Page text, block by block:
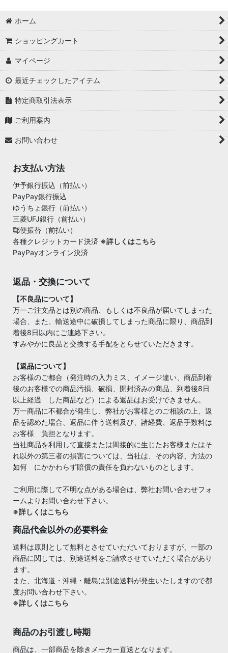
ホーム
ショッピングカート
マイページ
最近チェックしたアイテム
特定商取引法表示
ご利用案内
お問い合わせ
お支払い方法
伊予銀行振込（前払い）
PayPay銀行振込
ゆうちょ銀行（前払い）
三菱UFJ銀行（前払い）
郵便振替（前払い）
各種クレジットカード決済 ※詳しくはこちら
PayPayオンライン決済
返品・交換について
【不良品について】
万一ご注文品とは別の商品、もしくは不良品が届いてしまった
場合、また、輸送途中に破損してしまった商品に限り、商品到
着後8日以内にご連絡下さい。
すみやかに良品と交換する手配をとらせていただきます。
【返品について】
お客様のご都合（発注時の入力ミス、イメージ違い、商品到着
後のお客様での商品汚損、破損、開封済みの商品、到着後8日
以上経過 した商品など）による返品はお受けできません。
万一商品に不都合が発生し、弊社がお客様とのご相談の上、返
品を認めた場合、返品に伴う送料及び、諸経費、返品手数料は
お客様 負担となります。
当社商品を利用して直接または間接的に生じたお客様またはそ
れ以外の第三者の損害については、当社は、その内容、方法の
如何 にかかわらず賠償の責任を負わないものとします。
ご利用に際して不明な点がある場合は、弊社お問い合わせフォ
ームよりお問い合わせ下さい。
※詳しくはこちら
商品代金以外の必要料金
送料は原則として無料とさせていただいておりますが、一部の
商品に関しては、別途送料をご請求させていただく場合があり
ます。
また、北海道・沖縄・離島は別途送料が発生いたしますので都
度お問い合わせ下さい。
※詳しくはこちら
商品のお引渡し時期
商品は、一部商品を除きメーカー直送となります。